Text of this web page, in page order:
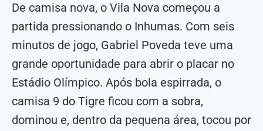
De camisa nova, o Vila Nova começou a
partida pressionando o Inhumas. Com seis
minutos de jogo, Gabriel Poveda teve uma
grande oportunidade para abrir o placar no
Estádio Olímpico. Após bola espirrada, o
camisa 9 do Tigre ficou com a sobra,
dominou e, dentro da pequena área, tocou por